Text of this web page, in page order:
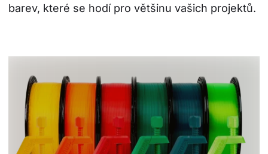
barev, které se hodí pro většinu vašich projektů.